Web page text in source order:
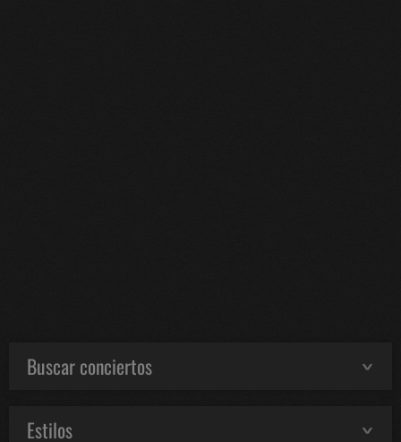
Buscar conciertos
Estilos